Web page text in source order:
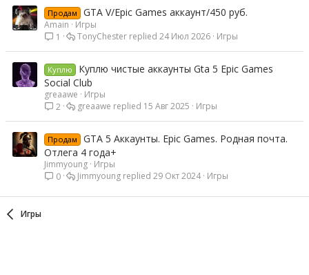
Продам GTA V/Epic Games аккаунт/450 руб.
Amain
Игры
1
Игры
24 Июл 2026
TonyChester
Куплю
Куплю чистые аккаунты Gta 5 Epic Games
Social Club
greaawe
Игры
2
Игры
15 Авг 2025
greaawe
Продам
GTA 5 Аккаунты. Epic Games. Родная почта.
Отлега 4 года+
Jimmyoung Игры
0
Игры
29 Окт 2024
Jimmyoung
Игры